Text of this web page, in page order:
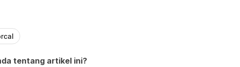
tentang artikel ini?